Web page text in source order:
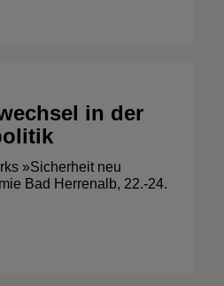
in der
»Sicherheit neu
Bad Herrenalb, 22.-24.